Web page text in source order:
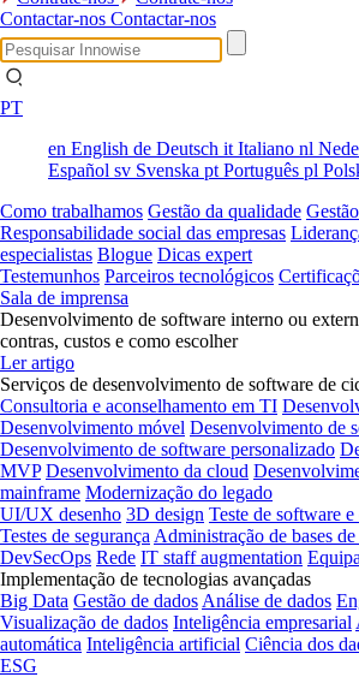
Contactar-nos Contactar-nos
PT
en English de Deutsch it Italiano nl
Español sv Svenska pt Português pl
Como trabalhamos Gestão da qualidade
Responsabilidade social das empresas
especialistas Blogue Dicas expert
Testemunhos Parceiros tecnológicos
Sala de imprensa
Desenvolvimento de software interno ou
contras, custos e como escolher
Ler artigo
Serviços de desenvolvimento de software de
Consultoria e aconselhamento em TI
Desenvolvimento móvel Desenvolvimento de
Desenvolvimento de software personalizado
MVP Desenvolvimento da cloud
mainframe Modernização do legado
UI/UX desenho 3D design Teste de software
Testes de segurança Administração de bases de
DevSecOps Rede IT staff augmentation
Implementação de tecnologias avançadas
Big Data Gestão de dados Análise de dados
Visualização de dados Inteligência empresarial
automática Inteligência artificial Ciência dos
ESG